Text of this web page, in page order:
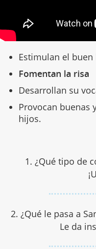
Estimulan el
Fomentan la risa
Desarrollan su
Provocan buenas
hijos.
1. ¿Qué tipo de
2. ¿Qué le pasa a
Le da